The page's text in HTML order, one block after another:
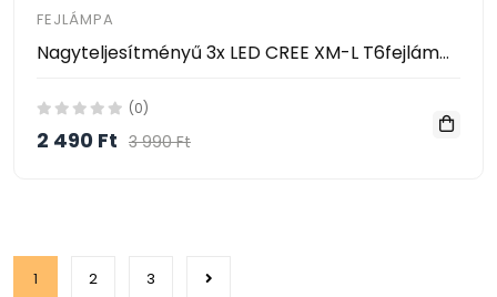
FEJLÁMPA
Nagyteljesítményű 3x LED CREE XM-L T6fejlámpa, 3W, 3800 lm, állítható szög, 12V töltő
(0)
2 490 Ft 3 990 Ft
1 2 3